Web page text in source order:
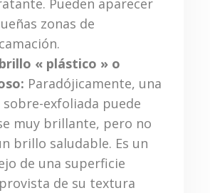
zonas de
« plástico » o
Paradójicamente, una
sobre-exfoliada puede
muy brillante, pero no
brillo saludable. Es un
de una superficie
de su textura